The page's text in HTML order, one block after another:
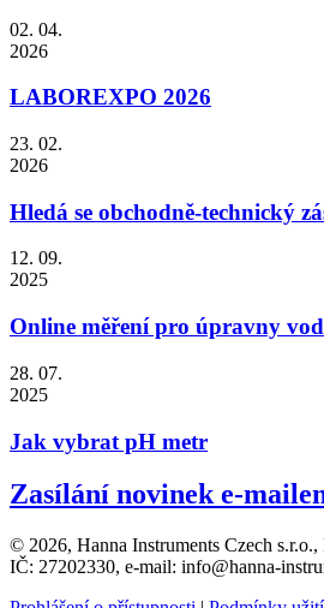
02. 04.
2026
LABOREXPO 2026
23. 02.
2026
Hledá se obchodně-technický
12. 09.
2025
Online měření pro úpravny vod
28. 07.
2025
Jak vybrat pH metr
Zasílání novinek e-
© 2026, Hanna Instruments Czech
IČ: 27202330, e-mail: info@hanna-